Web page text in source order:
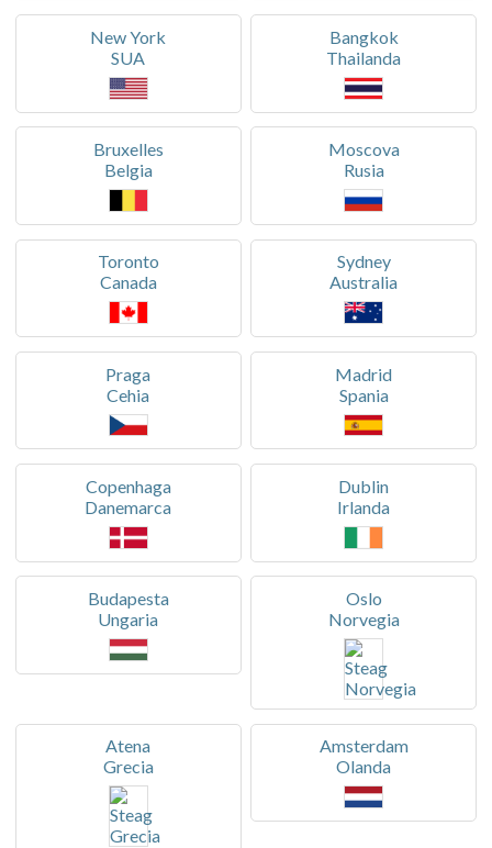
New York
SUA
Bangkok
Thailanda
Bruxelles
Belgia
Moscova
Rusia
Toronto
Canada
Sydney
Australia
Praga
Cehia
Madrid
Spania
Copenhaga
Danemarca
Dublin
Irlanda
Budapesta
Ungaria
Oslo
Norvegia
Atena
Grecia
Amsterdam
Olanda